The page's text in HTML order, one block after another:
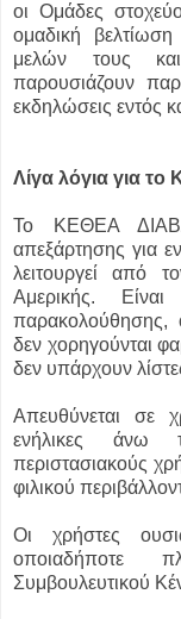
οι Ομάδες
ομαδική
μελών τους
παρουσιάζουν
εκδηλώσεις εντός
Λίγα λόγια για
Το ΚΕΘΕΑ
απεξάρτησης για
λειτουργεί από
Αμερικής.
παρακολούθησης,
δεν χορηγούνται
δεν υπάρχουν
Aπευθύνεται σε
ενήλικες άνω
περιστασιακούς
φιλικού
Οι χρήστες
οποιαδήποτε
Συμβουλευτικού